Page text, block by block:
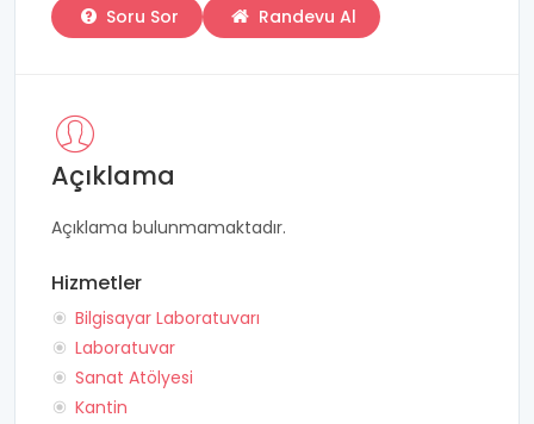
Soru Sor
Randevu Al
Açıklama
Açıklama bulunmamaktadır.
Hizmetler
Bilgisayar Laboratuvarı
Laboratuvar
Sanat Atölyesi
Kantin